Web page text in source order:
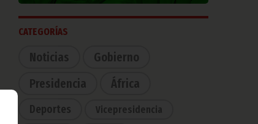
CATEGORÍAS
Noticias
Gobierno
Presidencia
África
Deportes Vicepresidencia